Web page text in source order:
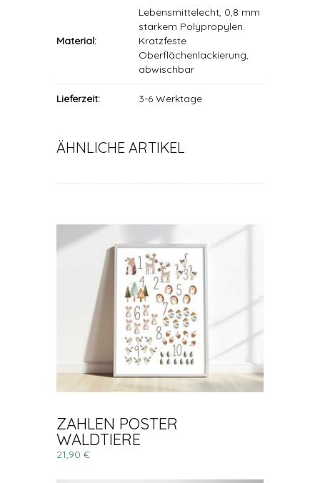
Material:
Lebensmittelecht, 0,8 mm
starkem Polypropylen.
Kratzfeste
Oberflächenlackierung,
abwischbar
Lieferzeit: 3-6 Werktage
ÄHNLICHE ARTIKEL
ZAHLEN POSTER
WALDTIERE
21,90 €